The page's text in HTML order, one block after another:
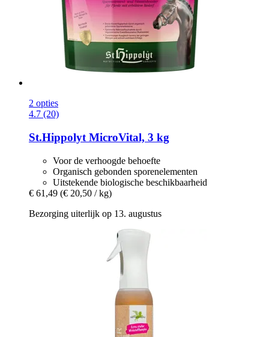
2 opties
4.7 (20)
St.Hippolyt MicroVital, 3 kg
Voor de verhoogde behoefte
Organisch gebonden sporenelementen
Uitstekende biologische beschikbaarheid
€ 61,49 (€ 20,50 / kg)
Bezorging uiterlijk op 13. augustus